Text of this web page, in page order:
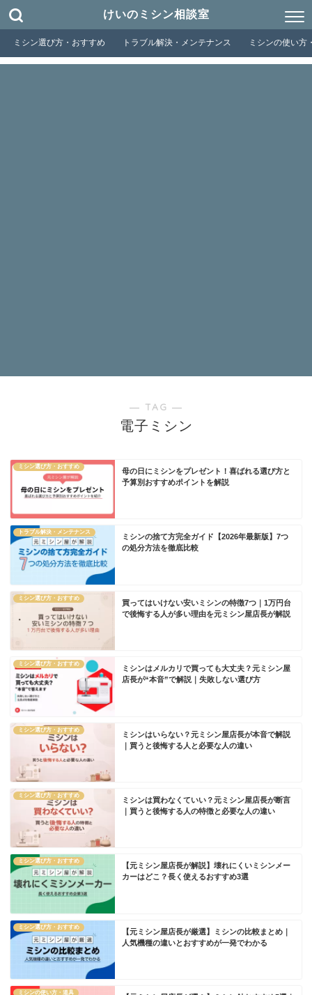
けいのミシン相談室
ミシン選び方・おすすめ トラブル解決・メンテナンス ミシンの使い方
― TAG ―
電子ミシン
ミシン選び方・おすすめ
母の日にミシンをプレゼント！喜ばれる選び方と
予算別おすすめポイントを解説
トラブル解決・メンテナンス
ミシンの捨て方完全ガイド【2026年最新版】7つ
の処分方法を徹底比較
ミシン選び方・おすすめ
買ってはいけない安いミシンの特徴7つ｜1万円台
で後悔する人が多い理由を元ミシン屋店長が解説
ミシン選び方・おすすめ
ミシンはメルカリで買っても大丈夫？元ミシン屋
店長が“本音”で解説｜失敗しない選び方
ミシン選び方・おすすめ
ミシンはいらない？元ミシン屋店長が本音で解説
｜買うと後悔する人と必要な人の違い
ミシン選び方・おすすめ
ミシンは買わなくていい？元ミシン屋店長が断言
｜買うと後悔する人の特徴と必要な人の違い
ミシン選び方・おすすめ
【元ミシン屋店長が解説】壊れにくいミシンメー
カーはどこ？長く使えるおすすめ3選
ミシン選び方・おすすめ
【元ミシン屋店長が厳選】ミシンの比較まとめ｜
人気機種の違いとおすすめが一発でわかる
ミシンの使い方・道具